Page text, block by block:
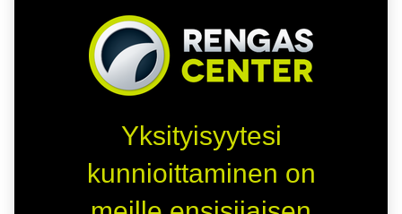
Yksityisyytesi
kunnioittaminen on